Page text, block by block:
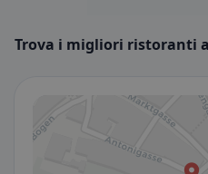
Trova i migliori ristoranti